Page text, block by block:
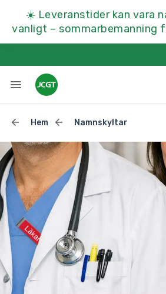
☀️ Leveranstider kan vara
vanligt – sommarbemanning
Hem Namnskyltar